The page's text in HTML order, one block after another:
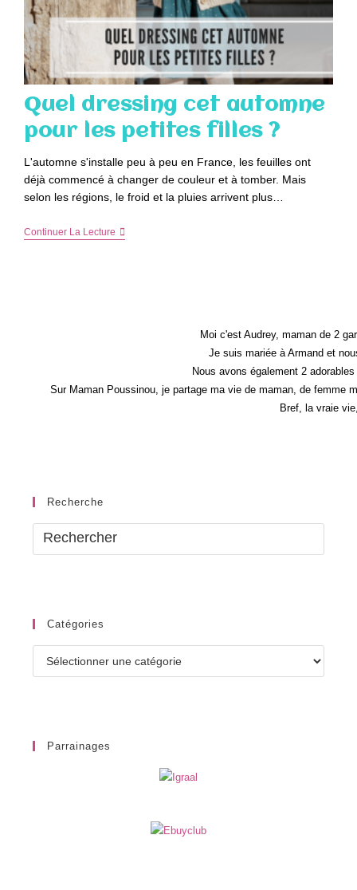
Quel dressing cet automne
pour les petites filles ?
L'automne s'installe peu à peu en France, les feuilles ont
déjà commencé à changer de couleur et à tomber. Mais
selon les régions, le froid et la pluies arrivent plus…
Continuer La LectureQuel
Moi c'est Audrey, maman de 2
Je suis mariée à Armand et
Nous avons également 2
Sur Maman Poussinou, je partage ma vie de maman, de femme
Bref, la vraie
Recherche
Catégories
Parrainages